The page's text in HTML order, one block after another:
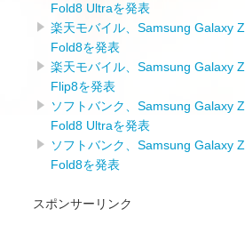
Fold8 Ultraを発表
楽天モバイル、Samsung Galaxy Z
Fold8を発表
楽天モバイル、Samsung Galaxy Z
Flip8を発表
ソフトバンク、Samsung Galaxy Z
Fold8 Ultraを発表
ソフトバンク、Samsung Galaxy Z
Fold8を発表
スポンサーリンク